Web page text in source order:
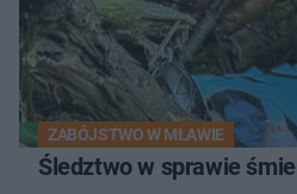
ZABÓJSTWO W MŁAWIE
Śledztwo w sprawie